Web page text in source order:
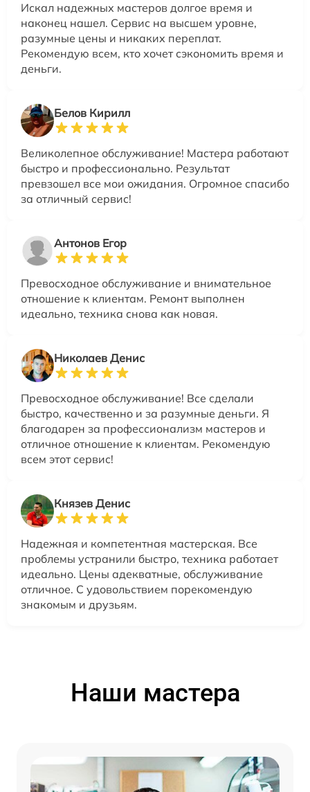
Искал надежных мастеров долгое время и
наконец нашел. Сервис на высшем уровне,
разумные цены и никаких переплат.
Рекомендую всем, кто хочет сэкономить время и
деньги.
Белов Кирилл
Великолепное обслуживание! Мастера работают
быстро и профессионально. Результат
превзошел все мои ожидания. Огромное спасибо
за отличный сервис!
Антонов Егор
Превосходное обслуживание и внимательное
отношение к клиентам. Ремонт выполнен
идеально, техника снова как новая.
Николаев Денис
Превосходное обслуживание! Все сделали
быстро, качественно и за разумные деньги. Я
благодарен за профессионализм мастеров и
отличное отношение к клиентам. Рекомендую
всем этот сервис!
Князев Денис
Надежная и компетентная мастерская. Все
проблемы устранили быстро, техника работает
идеально. Цены адекватные, обслуживание
отличное. С удовольствием порекомендую
знакомым и друзьям.
Наши мастера